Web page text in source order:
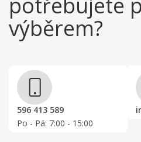
výběrem?
596 413 589
Po - Pá: 7:00 - 15:00